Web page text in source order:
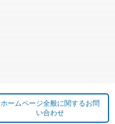
ホームページ全般に関するお問
い合わせ